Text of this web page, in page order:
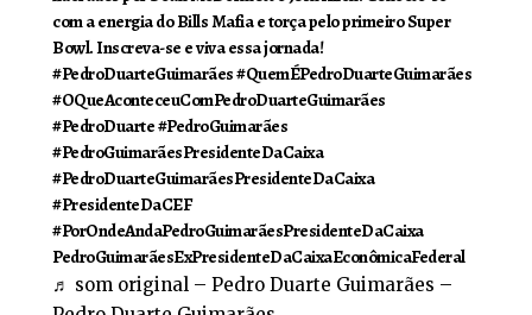
com a energia do Bills Mafia e torça pelo primeiro Super
Bowl. Inscreva-se e viva essa jornada!
#PedroDuarteGuimarães#QuemÉPedroDuarteGuimarães
#OQueAconteceuComPedroDuarteGuimarães
#PedroDuarte#PedroGuimarães
#PedroGuimarãesPresidenteDaCaixa
#PedroDuarteGuimarãesPresidenteDaCaixa
#PresidenteDaCEF
#PorOndeAndaPedroGuimarãesPresidenteDaCaixa
PedroGuimarãesExPresidenteDaCaixaEconômicaFederal
♬ som original – Pedro Duarte Guimarães –